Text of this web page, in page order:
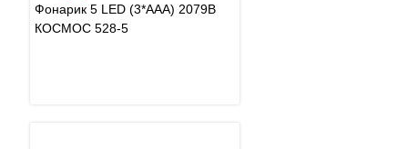
Фонарик 5 LED (3*AAA) 2079B
КОСМОС 528-5